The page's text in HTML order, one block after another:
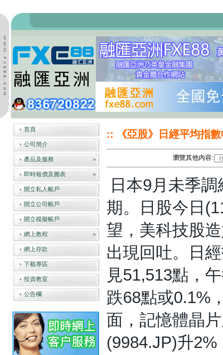
首頁
公司簡介
產品及服務
即時報價及圖表
開立私人帳戶
開立公司帳戶
開立模擬帳戶
網上教程
網上存款
下載專區
投資教室
公告欄
:: 《亞股》日經平均指
瀏覽其他內容:
日本9月未季
期。日股今日
望，美科技股
出現回吐。日
見51,513點，
跌68點或0.1%
面，記憶體晶
(9984.JP)升